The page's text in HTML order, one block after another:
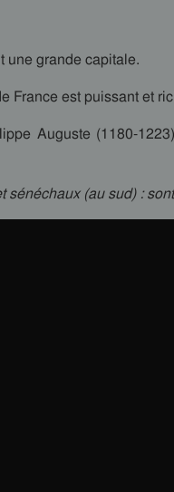
une grande capitale.
France est puissant et
Auguste (1180-
sénéchaux (au sud) :